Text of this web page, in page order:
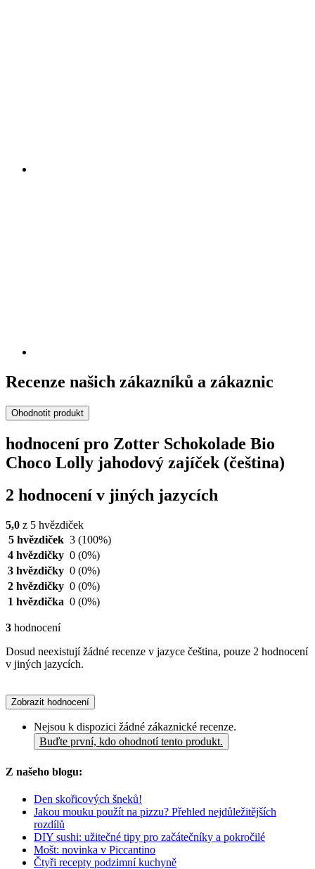
Recenze našich zákazníků a zákaznic
Ohodnotit produkt
hodnocení pro Zotter Schokolade Bio
Choco Lolly jahodový zajíček (čeština)
2 hodnocení v jiných jazycích
5,0 z 5 hvězdiček
5 hvězdiček 3 (100%)
4 hvězdičky 0 (0%)
3 hvězdičky 0 (0%)
2 hvězdičky 0 (0%)
1 hvězdička 0 (0%)
3 hodnocení
Dosud neexistují žádné recenze v jazyce čeština, pouze 2 hodnocení
v jiných jazycích.
Zobrazit hodnocení
Nejsou k dispozici žádné zákaznické recenze.
Buďte první, kdo ohodnotí tento produkt.
Z našeho blogu:
Den skořicových šneků!
Jakou mouku použít na pizzu? Přehled nejdůležitějších
rozdílů
DIY sushi: užitečné tipy pro začátečníky a pokročilé
Mošt: novinka v Piccantino
Čtyři recepty podzimní kuchyně